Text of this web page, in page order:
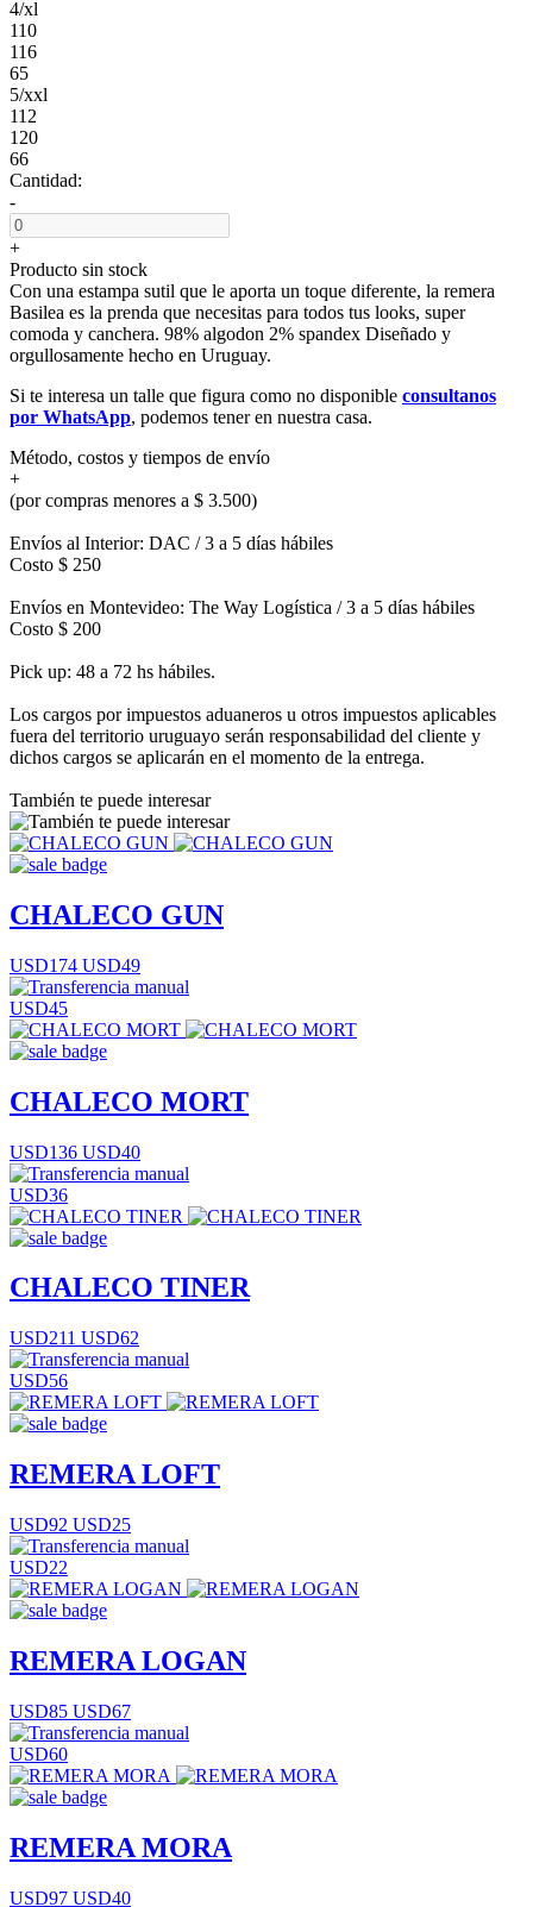
4/xl
110
116
65
5/xxl
112
120
66
Cantidad:
-
+
Producto sin stock
Con una estampa sutil que le aporta un toque diferente, la remera
Basilea es la prenda que necesitas para todos tus looks, super
comoda y canchera. 98% algodon 2% spandex Diseñado y
orgullosamente hecho en Uruguay.
Si te interesa un talle que figura como no disponible consultanos
por WhatsApp, podemos tener en nuestra casa.
Método, costos y tiempos de envío
+
(por compras menores a $ 3.500)
Envíos al Interior: DAC / 3 a 5 días hábiles
Costo $ 250
Envíos en Montevideo: The Way Logística / 3 a 5 días hábiles
Costo $ 200
Pick up: 48 a 72 hs hábiles.
Los cargos por impuestos aduaneros u otros impuestos aplicables
fuera del territorio uruguayo serán responsabilidad del cliente y
dichos cargos se aplicarán en el momento de la entrega.
También te puede interesar
CHALECO GUN
USD174 USD49
USD45
CHALECO MORT
USD136 USD40
USD36
CHALECO TINER
USD211 USD62
USD56
REMERA LOFT
USD92 USD25
USD22
REMERA LOGAN
USD85 USD67
USD60
REMERA MORA
USD97 USD40